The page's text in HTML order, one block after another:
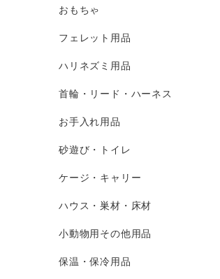
おもちゃ
フェレット用品
ハリネズミ用品
首輪・リード・ハーネス
お手入れ用品
砂遊び・トイレ
ケージ・キャリー
ハウス・巣材・床材
小動物用その他用品
保温・保冷用品